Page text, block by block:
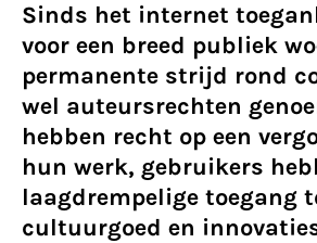
Sinds het internet
voor een breed publiek
permanente strijd rond
wel auteursrechten
hebben recht op een
hun werk, gebruikers
laagdrempelige toegang
cultuurgoed en